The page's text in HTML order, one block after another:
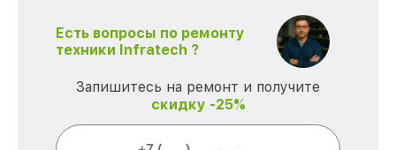
Есть вопросы по ремонту
техники Infratech ?
Запишитесь на ремонт и получите
скидку -25%